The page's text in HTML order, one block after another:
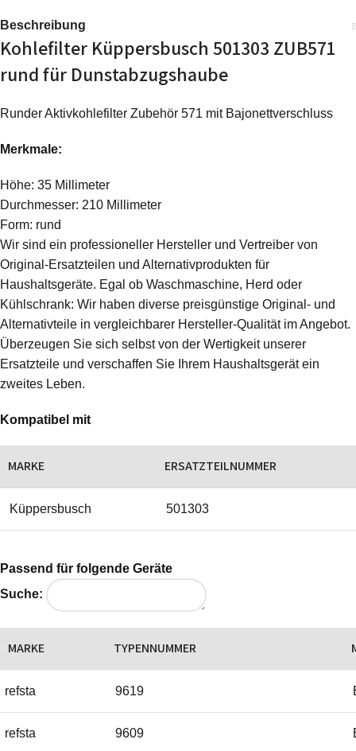
Beschreibung
Kohlefilter Küppersbusch 501303 ZUB571
rund für Dunstabzugshaube
Runder Aktivkohlefilter Zubehör 571 mit Bajonettverschluss
Merkmale:
Höhe: 35 Millimeter
Durchmesser: 210 Millimeter
Form: rund
Wir sind ein professioneller Hersteller und Vertreiber von
Original-Ersatzteilen und Alternativprodukten für
Haushaltsgeräte. Egal ob Waschmaschine, Herd oder
Kühlschrank: Wir haben diverse preisgünstige Original- und
Alternativteile in vergleichbarer Hersteller-Qualität im Angebot.
Überzeugen Sie sich selbst von der Wertigkeit unserer
Ersatzteile und verschaffen Sie Ihrem Haushaltsgerät ein
zweites Leben.
Kompatibel mit
MARKE ERSATZTEILNUMMER
Küppersbusch 501303
Passend für folgende Geräte
Suche:
MARKE TYPENNUMMER
refsta 9619
refsta 9609